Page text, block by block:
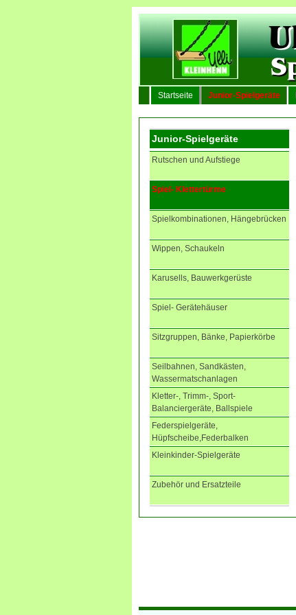
Startseite Junior-Spielgeräte
Junior-Spielgeräte
Rutschen und Aufstiege
Spiel- Klettertürme
Spielkombinationen, Hängebrücken
Wippen, Schaukeln
Karusells, Bauwerkgerüste
Spiel- Gerätehäuser
Sitzgruppen, Bänke, Papierkörbe
Seilbahnen, Sandkästen,
Wassermatschanlagen
Kletter-, Trimm-, Sport-
Balanciergeräte, Ballspiele
Federspielgeräte,
Hüpfscheibe,Federbalken
Kleinkinder-Spielgeräte
Zubehör und Ersatzteile